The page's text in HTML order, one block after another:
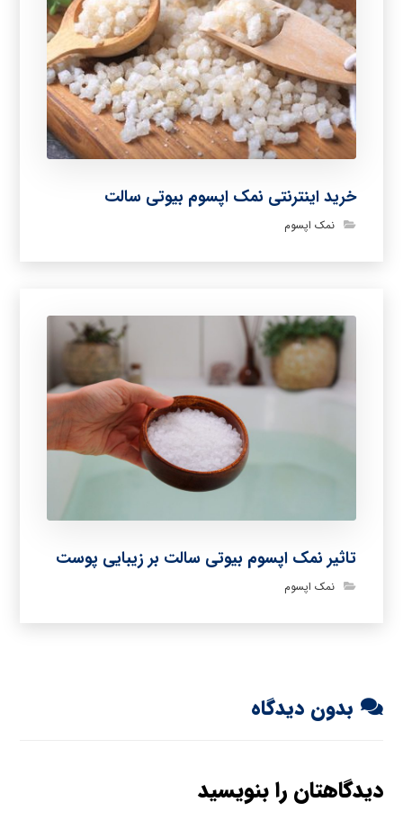
خرید اینترنتی نمک اپسوم بیوتی سالت
نمک اپسوم
تاثیر نمک اپسوم بیوتی سالت بر زیبایی پوست
نمک اپسوم
بدون دیدگاه
دیدگاهتان را بنویسید